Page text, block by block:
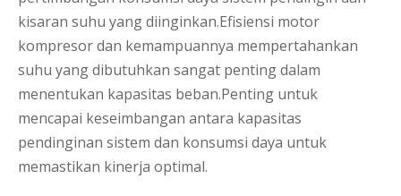
kisaran suhu yang diinginkan.Efisiensi motor
kompresor dan kemampuannya mempertahankan
suhu yang dibutuhkan sangat penting dalam
menentukan kapasitas beban.Penting untuk
mencapai keseimbangan antara kapasitas
pendinginan sistem dan konsumsi daya untuk
memastikan kinerja optimal.